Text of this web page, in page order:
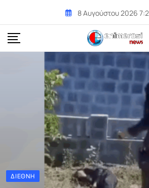
content
8 Αυγούστου 2026
ΔΙΕΘΝΉ